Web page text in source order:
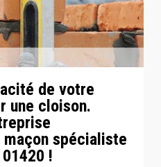
de votre
une cloison.
maçon spécialiste
!